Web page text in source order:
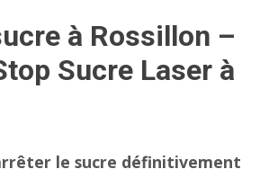
à Rossillon –
Sucre Laser à
le sucre définitivement